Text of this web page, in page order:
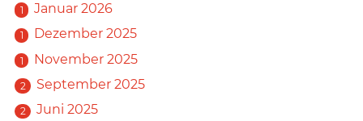
1 Januar 2026
1 Dezember 2025
1 November 2025
2 September 2025
2 Juni 2025